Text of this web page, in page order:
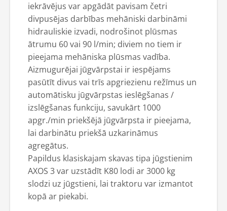
iekrāvējus var apgādāt pavisam četri
divpusējas darbības mehāniski darbināmi
hidrauliskie izvadi, nodrošinot plūsmas
ātrumu 60 vai 90 l/min; diviem no tiem ir
pieejama mehāniska plūsmas vadība.
Aizmugurējai jūgvārpstai ir iespējams
pasūtīt divus vai trīs apgriezienu režīmus un
automātisku jūgvārpstas ieslēgšanas /
izslēgšanas funkciju, savukārt 1000
apgr./min priekšējā jūgvārpsta ir pieejama,
lai darbinātu priekšā uzkarināmus
agregātus.
Papildus klasiskajam skavas tipa jūgstienim
AXOS 3 var uzstādīt K80 lodi ar 3000 kg
slodzi uz jūgstieni, lai traktoru var izmantot
kopā ar piekabi.